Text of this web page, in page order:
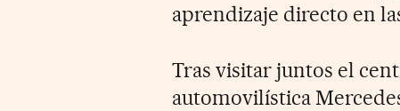
aprendizaje directo en
Tras visitar juntos el
automovilística